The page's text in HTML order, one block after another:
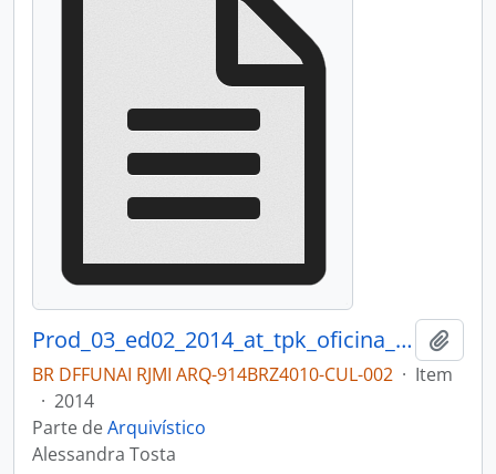
Prod_03_ed02_2014_at_tpk_oficina_qualificacao_revisado
BR DFFUNAI RJMI ARQ-914BRZ4010-CUL-002 · Item
· 2014
Parte deArquivístico
Alessandra Tosta